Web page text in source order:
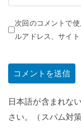
次回のコメントで
ルアドレス、サイト
日本語が含まれな
さい。（スパム対策